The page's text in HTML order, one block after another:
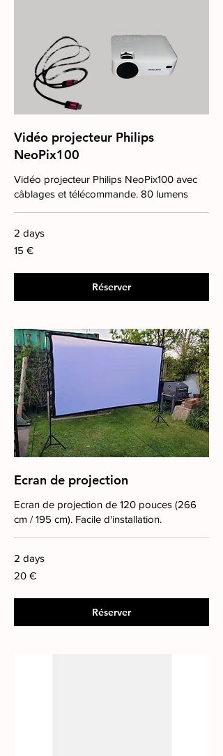
Vidéo projecteur Philips
NeoPix100
Vidéo projecteur Philips NeoPix100 avec
câblages et télécommande. 80 lumens
2 days
euros
15 €
Réserver
Ecran de projection
Ecran de projection de 120 pouces (266
cm / 195 cm). Facile d'installation.
2 days
20
euros
20 €
Réserver